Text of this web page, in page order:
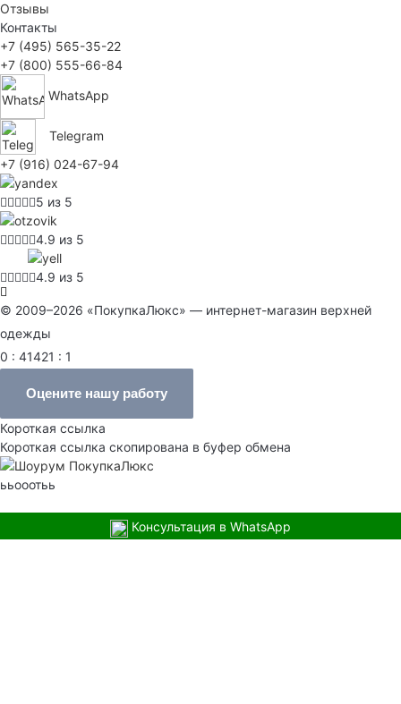
Отзывы
Контакты
+7 (495) 565-35-22
+7 (800) 555-66-84
WhatsApp
Telegram
+7 (916) 024-67-94
5 из 5
4.9 из 5
4.9 из 5
© 2009–2026 «ПокупкаЛюкс» — интернет-магазин верхней
одежды
0 : 41421 : 1
Оцените нашу работу
Короткая ссылка
Короткая ссылка скопирована в буфер обмена
ььооотьь
Консультация в WhatsApp